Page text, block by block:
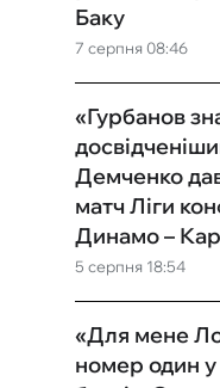
7 серпня 08:46
Баку
5 серпня 18:54
«Гурбанов
Демченко
матч Ліги
Динамо –
«Для мене
номер один у